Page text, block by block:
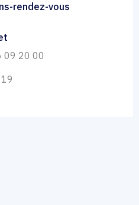
rendez-vous
09 20 00